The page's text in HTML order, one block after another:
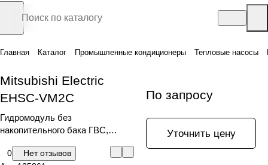
Главная Каталог Промышленные кондиционеры Тепловые насосы
Mitsubishi Electric
EHSC-VM2C
Гидромодуль без
накопительного бака ГВС,
гидромодуль
0
Нет отзывов
По запросу
Уточнить цену